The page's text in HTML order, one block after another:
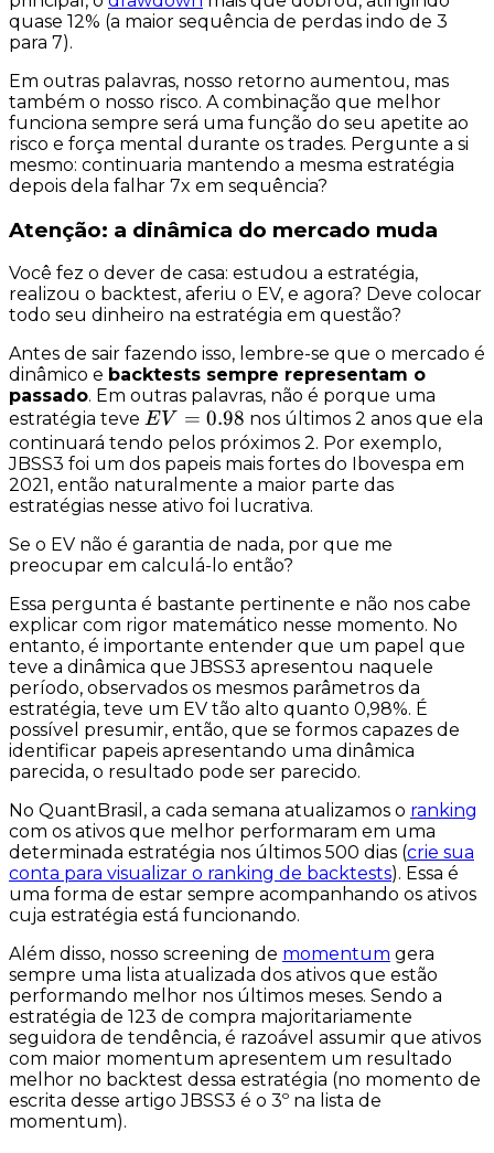
quase 12% (a maior sequência de perdas indo de 3
para 7).
Em outras palavras, nosso retorno aumentou, mas
também o nosso risco. A combinação que melhor
funciona sempre será uma função do seu apetite ao
risco e força mental durante os trades. Pergunte a si
mesmo: continuaria mantendo a mesma estratégia
depois dela falhar 7x em sequência?
Atenção: a dinâmica do mercado muda
Você fez o dever de casa: estudou a estratégia,
realizou o backtest, aferiu o EV, e agora? Deve colocar
todo seu dinheiro na estratégia em questão?
Antes de sair fazendo isso, lembre-se que o mercado é
dinâmico e backtests sempre representam o
passado. Em outras palavras, não é porque uma
estratégia teve EV
=
0.98
EV = 0.98 nos últimos 2 anos que ela
continuará tendo pelos próximos 2. Por exemplo,
JBSS3 foi um dos papeis mais fortes do Ibovespa em
2021, então naturalmente a maior parte das
estratégias nesse ativo foi lucrativa.
Se o EV não é garantia de nada, por que me
preocupar em calculá-lo então?
Essa pergunta é bastante pertinente e não nos cabe
explicar com rigor matemático nesse momento. No
entanto, é importante entender que um papel que
teve a dinâmica queJBSS3 apresentou naquele
período, observados os mesmos parâmetros da
estratégia, teve um EV tão alto quanto 0,98%. É
possível presumir, então, que se formos capazes de
identificar papeis apresentando uma dinâmica
parecida, o resultado pode ser parecido.
No QuantBrasil, a cada semana atualizamos o ranking
com os ativos que melhor performaram em uma
determinada estratégia nos últimos 500 dias (crie sua
conta para visualizar o ranking de backtests). Essa é
uma forma de estar sempre acompanhando os ativos
cuja estratégia está funcionando.
Além disso, nosso screening de momentum gera
sempre uma lista atualizada dos ativos que estão
performando melhor nos últimos meses. Sendo a
estratégia de 123 de compra majoritariamente
seguidora de tendência, é razoável assumir que ativos
com maior momentum apresentem um resultado
melhor no backtest dessa estratégia (no momento de
escrita desse artigo JBSS3 é o 3º na lista de
momentum).